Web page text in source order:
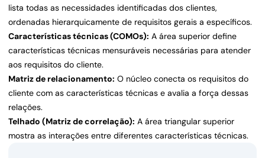
lista todas as necessidades identificadas dos clientes,
ordenadas hierarquicamente de requisitos gerais a específicos.
Características técnicas (COMOs): A área superior define
características técnicas mensuráveis necessárias para atender
aos requisitos do cliente.
Matriz de relacionamento: O núcleo conecta os requisitos do
cliente com as características técnicas e avalia a força dessas
relações.
Telhado (Matriz de correlação): A área triangular superior
mostra as interações entre diferentes características técnicas.